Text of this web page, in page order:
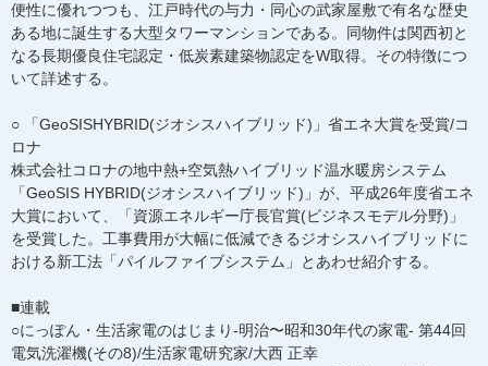
便性に優れつつも、江戸時代の与力・同心の武家屋敷で有名な歴史
ある地に誕生する大型タワーマンションである。同物件は関西初と
なる長期優良住宅認定・低炭素建築物認定をW取得。その特徴につ
いて詳述する。
○ 「GeoSISHYBRID(ジオシスハイブリッド)」省エネ大賞を受賞/コ
ロナ
株式会社コロナの地中熱+空気熱ハイブリッド温水暖房システム
「GeoSIS HYBRID(ジオシスハイブリッド)」が、平成26年度省エネ
大賞において、「資源エネルギー庁長官賞(ビジネスモデル分野)」
を受賞した。工事費用が大幅に低減できるジオシスハイブリッドに
おける新工法「パイルファイブシステム」とあわせ紹介する。
■連載
○にっぽん・生活家電のはじまり-明治〜昭和30年代の家電- 第44回
電気洗濯機(その8)/生活家電研究家/大西 正幸